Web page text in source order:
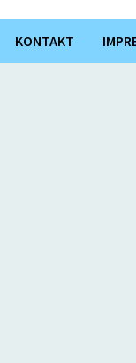
KONTAKT